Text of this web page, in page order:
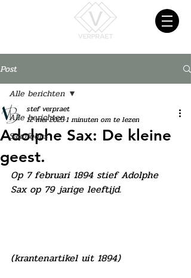
Post
Alle berichten
Saxofoons
Alle berichten
Adolphe Sax: De kleine
geest.
stef verpraet
12 mei 20231 minuten om te lezen
Op 7 februari 1894 stief Adolphe
Sax op 79 jarige leeftijd.
(krantenartikel uit 1894)